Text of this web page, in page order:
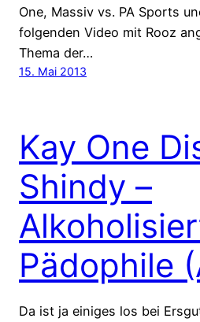
One, Massiv vs. PA Sports
folgenden Video mit Rooz
Thema der…
15. Mai 2013
Kay One
Shindy –
Pädophile
Da ist ja einiges los bei